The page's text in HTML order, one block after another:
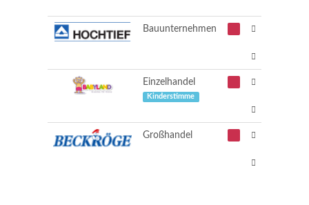
Bauunternehmen
Einzelhandel
Kinderstimme
Großhandel